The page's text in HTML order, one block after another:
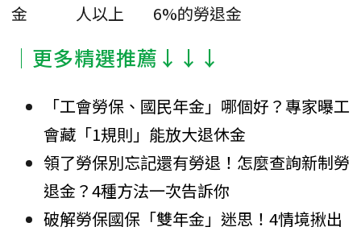
金
人以上
6%的勞退金
│更多精選推薦↓↓↓
「工會勞保、國民年金」哪個好？專家曝工
會藏「1規則」能放大退休金
領了勞保別忘記還有勞退！怎麼查詢新制勞
退金？4種方法一次告訴你
破解勞保國保「雙年金」迷思！4情境揪出